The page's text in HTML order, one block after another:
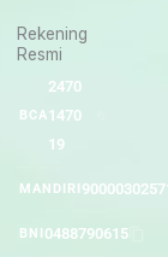
Rekening
Resmi
BCA
2470
1470
19
MANDIRI
BNI 0488790615